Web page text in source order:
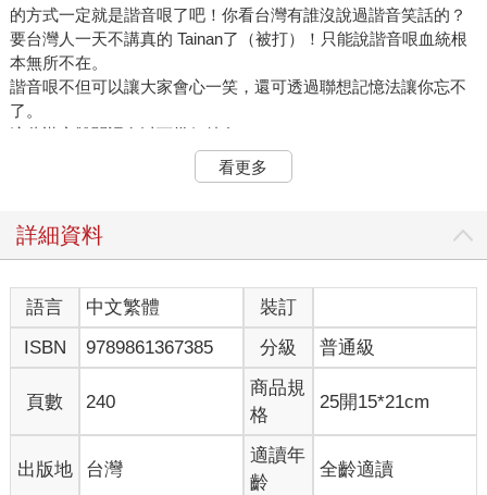
的方式一定就是諧音哏了吧！你看台灣有誰沒說過諧音笑話的？
要台灣人一天不講真的 Tainan了（被打）！只能說諧音哏血統根
本無所不在。
諧音哏不但可以讓大家會心一笑，還可透過聯想記憶法讓你忘不
了。
這些諧音雙關語有以下幾個特色：
3. 結合一些擬聲詞。
在日本，諧音笑話被稱作「駄洒落（だじゃれ）」，也有人會說
是「親父（おやじ）ギャグ」也就是老爸會講的雙關冷笑話。實
際上，諧音雙關語日文的說法是「語呂（ごろ）合（あ）わ
せ」。
現在，趕快來練習一下怎麼講冷笑話……咳咳，不是啦！我是說
第一個先以動漫最經典的句子來舉例好了：
看更多
詳細資料
語言 中文繁體
裝訂
ISBN
9789861367385 分級 普通級
頁數 240
商品規
格
25開15*21cm
出版地 台灣
適讀年
齡
全齡適讀